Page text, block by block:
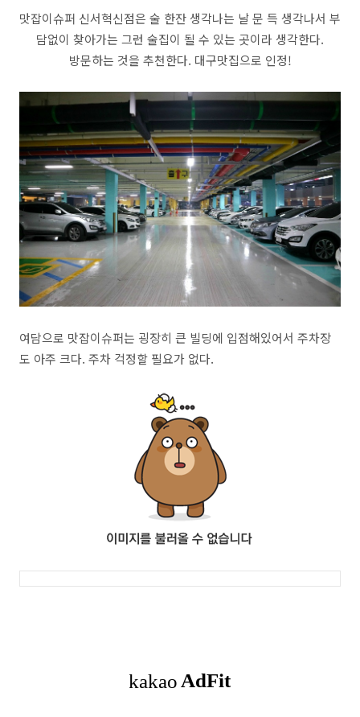
맛잡이슈퍼 신서혁신점은 술 한잔 생각나는 날 문 득 생각나서 부
담없이 찾아가는 그런 술집이 될 수 있는 곳이라 생각한다.
방문하는 것을 추천한다. 대구맛집으로 인정!
여담으로 맛잡이슈퍼는 굉장히 큰 빌딩에 입점해있어서 주차장
도 아주 크다. 주차 걱정할 필요가 없다.